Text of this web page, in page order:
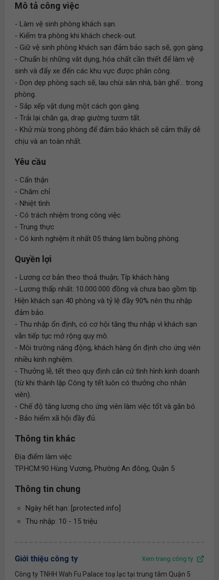
Mô tả công việc
- Làm vệ sinh phòng khách sạn.
- Kiểm tra phòng khi khách check-out.
- Giữ vệ sinh phòng khách sạn đảm bảo sạch sẽ, gọn gàng.
- Chuẩn bị những vât dụng, hóa chất cần thiết để làm vệ
sinh và đẩy xe đến các khu vực được phân công.
- Dọn dẹp phòng sạch sẽ, lau chùi sàn nhà, bàn ghế... trong
phòng.
- Sắp xếp vật dụng một cách gọn gàng.
- Trải lại chăn ga, drap giường tươm tất.
- Khử mùi trong phòng để đảm bảo khách sẽ cảm thấy dễ
chịu và an toàn nhất.
Yêu cầu
- Cẩn thận
- Chăm chỉ
- Nhiệt tình
- Có trách nhiệm trong công việc
- Trung thực
- Có kinh nghiệm ít nhất 05 tháng làm buồng phòng.
Quyền lợi
- Lương cơ bản theo thoả thuận; Típ khách hàng
- Lương thấp nhất: 10.000.000 đồng và chưa bao gồm típ.
Hiện khách sạn 40 phòng và tỷ lệ đầy 90% nên thu nhập
đảm bảo.
- Thu nhập ổn định, có cơ hội tăng thu nhập vì khách sạn
vẫn tiếp tục mở rộng quy mô.
- Môi trường năng động, khách hàng ổn định cho ứng viên
nhiều kinh nghiệm.
- Thưởng lễ, tết theo quy định căn cứ tình hình kinh doanh
(từ khi thành lập Công ty tết luôn có thưởng cho nhân
viên).
- Chế độ tăng lương cho ứng viên làm việc tốt và gắn bó.
- Bảo hiểm xã hội đầy đủ.
Thông tin khác
Địa điểm làm việc
TP.HCM:90 Hùng Vương, Phường An đông, Quận 5
Thông tin chung
Ngày hết hạn: [protected info]
Thu nhập: 10 - 15 triệu
Giới thiệu công ty Xem trang công ty
Công ty TNHH Wah Fu Palace toạ lạc tại trung tâm Quận 5